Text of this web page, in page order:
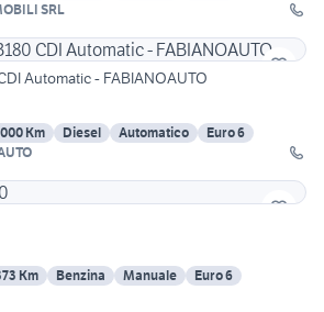
LB AUTOMOBILI SRL
Automatic - FABIANOAUTO
Km Diesel Automatico
Euro 6
Km Benzina Manuale Euro 6